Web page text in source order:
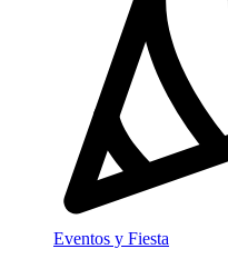
Eventos y Fiesta